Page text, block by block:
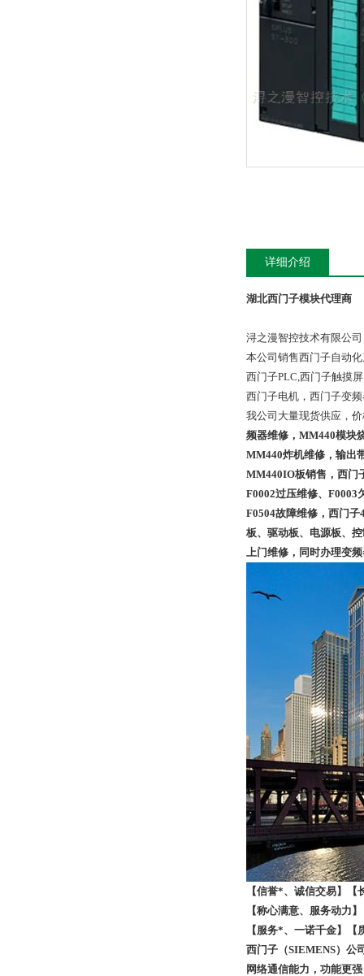
详细介绍
湖北西门子模块代理商
浔之漫智控技术有限公
本公司销售西门子自动
西门子PLC,西门子触摸
西门子电机，西门子变
我公司大量现货供应，
频器维修，MM440模块
MM440炸机维修，输出
MM440IO板销售，西门
F0002过压维修、F0003
F0504故障维修，西门
板、驱动板、电源板、
上门维修，同时办理变
【信誉*、诚信交易】【
【称心满意、服务动力
【服务*、一诺千金】【
西门子（SIEMENS）公
网络通信能力，功能更